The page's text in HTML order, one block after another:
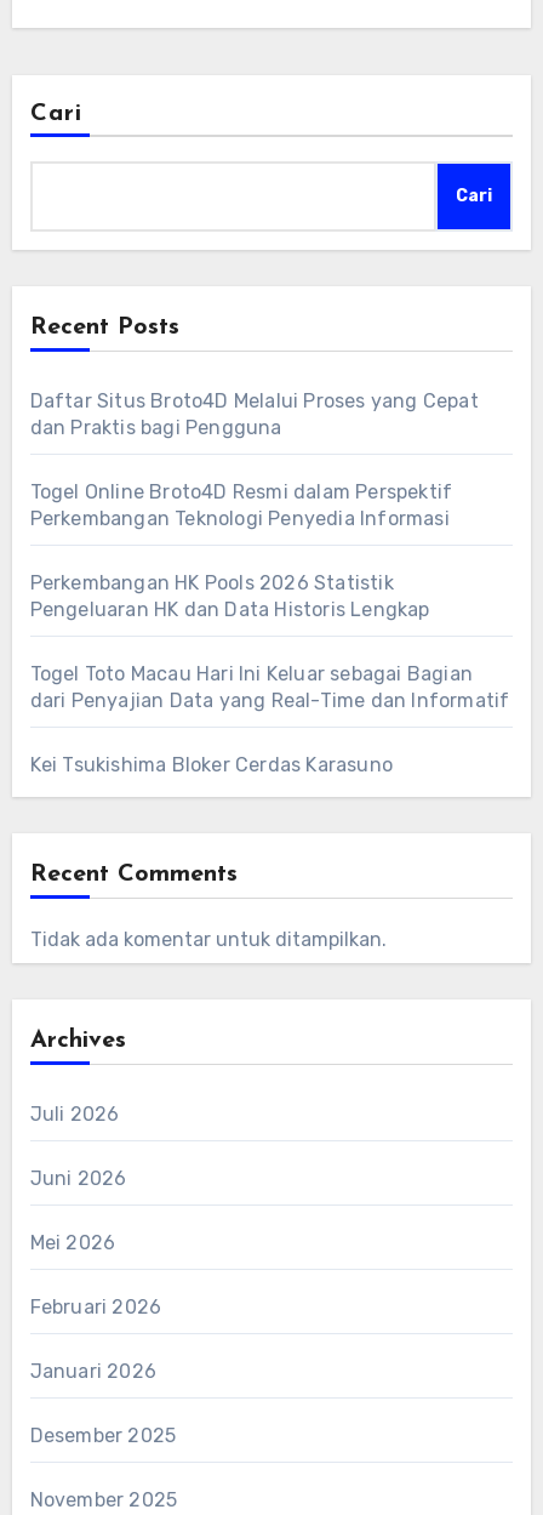
Cari
Cari
Recent Posts
Daftar Situs Broto4D Melalui Proses yang Cepat
dan Praktis bagi Pengguna
Togel Online Broto4D Resmi dalam Perspektif
Perkembangan Teknologi Penyedia Informasi
Perkembangan HK Pools 2026 Statistik
Pengeluaran HK dan Data Historis Lengkap
Togel Toto Macau Hari Ini Keluar sebagai Bagian
dari Penyajian Data yang Real-Time dan Informatif
Kei Tsukishima Bloker Cerdas Karasuno
Recent Comments
Tidak ada komentar untuk ditampilkan.
Archives
Juli 2026
Juni 2026
Mei 2026
Februari 2026
Januari 2026
Desember 2025
November 2025